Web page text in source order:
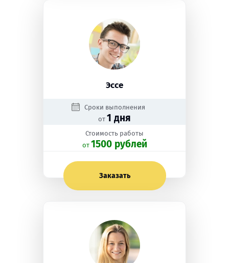
Эссе
Сроки выполнения
от 1 дня
Стоимость работы
oт 1500 рублей
Заказать